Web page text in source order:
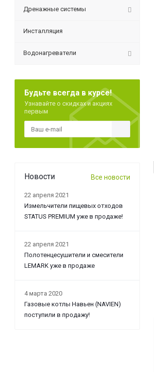
Дренажные системы
Инсталляция
Водонагреватели
Будьте всегда в курсе!
Узнавайте о скидках и акциях
первым
Новости Все новости
22 апреля 2021
Измельчители пищевых отходов
STATUS PREMIUM уже в продаже!
22 апреля 2021
Полотенцесушители и смесители
LEMARK уже в продаже
4 марта 2020
Газовые котлы Навьен (NAVIEN)
поступили в продажу!